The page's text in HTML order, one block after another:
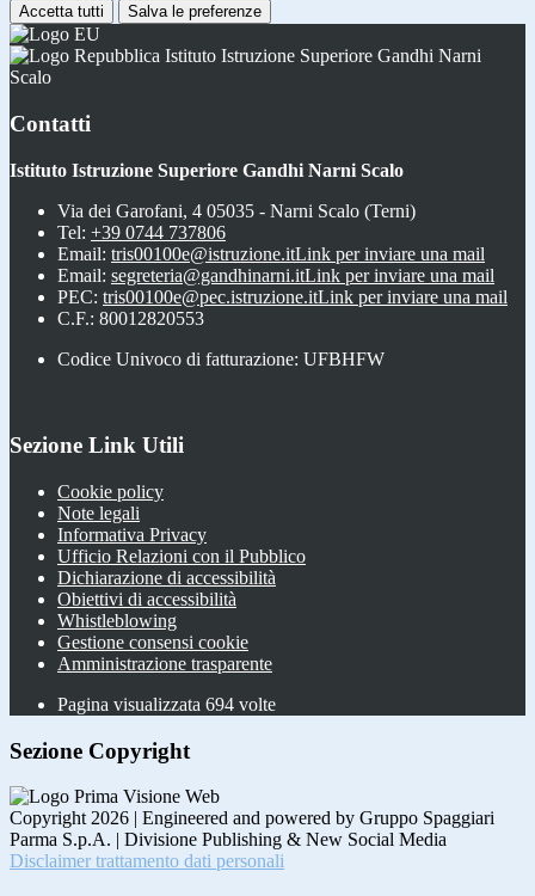
Accetta tutti Salva le preferenze
Istituto Istruzione Superiore Gandhi Narni
Scalo
Contatti
Istituto Istruzione Superiore Gandhi Narni Scalo
Via dei Garofani, 4 05035 - Narni Scalo (Terni)
Tel: +39 0744 737806
Email: tris00100e@istruzione.itLink per inviare una mail
Email: segreteria@gandhinarni.itLink per inviare una mail
PEC: tris00100e@pec.istruzione.itLink per inviare una mail
C.F.: 80012820553
Codice Univoco di fatturazione: UFBHFW
Sezione Link Utili
Cookie policy
Note legali
Informativa Privacy
Ufficio Relazioni con il Pubblico
Dichiarazione di accessibilità
Obiettivi di accessibilità
Whistleblowing
Gestione consensi cookie
Amministrazione trasparente
Pagina visualizzata 694 volte
Sezione Copyright
Copyright 2026 | Engineered and powered by Gruppo Spaggiari
Parma S.p.A. | Divisione Publishing & New Social Media
Disclaimer trattamento dati personali